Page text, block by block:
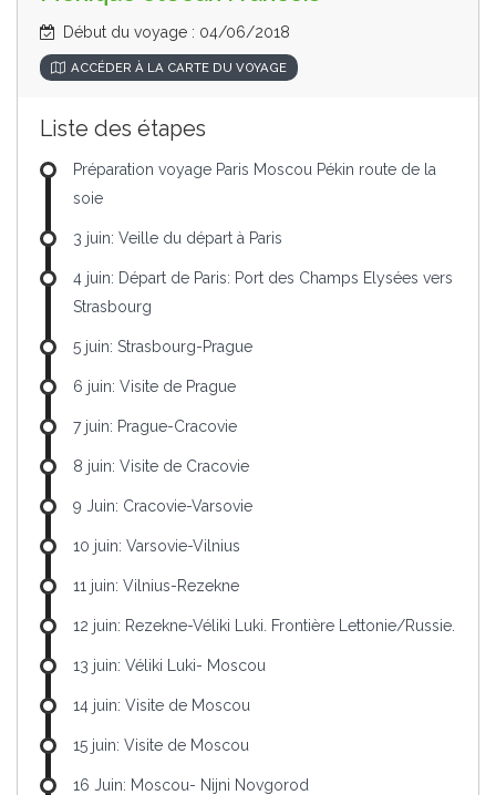
Début du voyage : 04/06/2018
ACCÉDER À LA CARTE DU VOYAGE
Liste des étapes
Préparation voyage Paris Moscou Pékin route de la
soie
3 juin: Veille du départ à Paris
4 juin: Départ de Paris: Port des Champs Elysées vers
Strasbourg
5 juin: Strasbourg-Prague
6 juin: Visite de Prague
7 juin: Prague-Cracovie
8 juin: Visite de Cracovie
9 Juin: Cracovie-Varsovie
10 juin: Varsovie-Vilnius
11 juin: Vilnius-Rezekne
12 juin: Rezekne-Véliki Luki. Frontière Lettonie/Russie.
13 juin: Véliki Luki- Moscou
14 juin: Visite de Moscou
15 juin: Visite de Moscou
16 Juin: Moscou- Nijni Novgorod